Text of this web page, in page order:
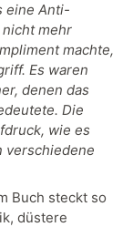
eine Anti-
mehr
machte,
Es waren
denen das
Die
wie es
verschiedene
Buch steckt so
düstere